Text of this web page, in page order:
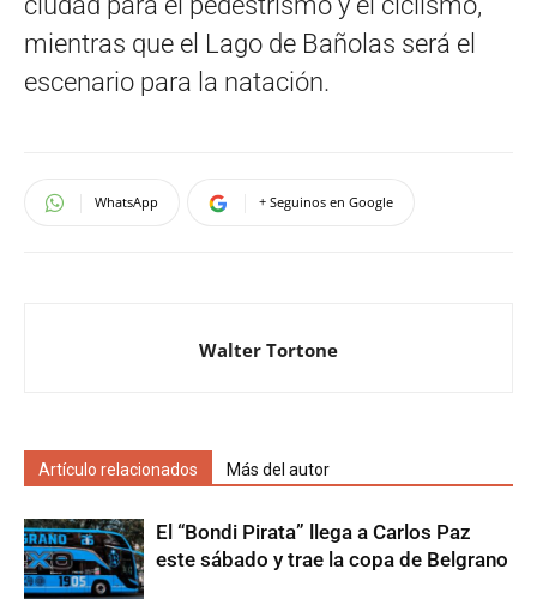
mientras que el Lago de Bañolas será el
escenario para la natación.
WhatsApp + Seguinos en Google
Walter Tortone
Artículo relacionados Más del autor
El “Bondi Pirata” llega a Carlos Paz
este sábado y trae la copa de Belgrano